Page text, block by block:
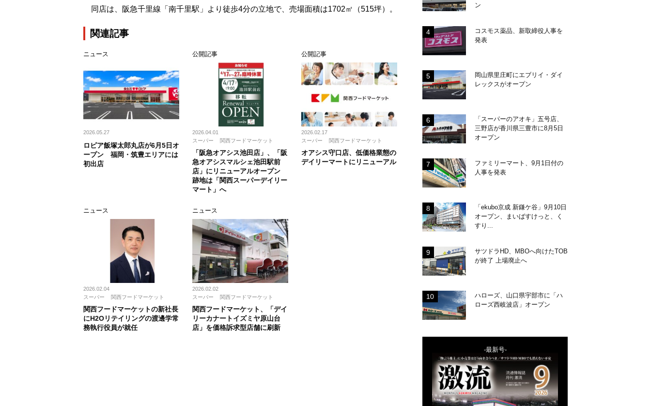
同店は、阪急千里線「南千里駅」より徒歩4分の立地で、売場面積は1702㎡（515坪）。
関連記事
ニュース
2026.05.27
ロピア飯塚太郎丸店が6月5日オ
ープン 福岡・筑豊エリアには
初出店
公開記事
2026.04.01
スーパー
関西フードマーケット
「阪急オアシス池田店」、「阪
急オアシスマルシェ池田駅前
店」にリニューアルオープン
跡地は「関西スーパーデイリー
マート」へ
公開記事
2026.02.17
スーパー
関西フードマーケット
オアシス守口店、低価格業態の
デイリーマートにリニューアル
ニュース
2026.02.04
スーパー
関西フードマーケット
関西フードマーケットの新社長
にH2Oリテイリングの渡邊学常
務執行役員が就任
ニュース
2026.02.02
スーパー
関西フードマーケット
関西フードマーケット、「デイ
リーカナートイズミヤ原山台
店」を価格訴求型店舗に刷新
ン
コスモス薬品、新取締役人事を
発表
岡山県里庄町にエブリイ・ダイ
レックスがオープン
「スーパーのアオキ」五号店、
三野店が香川県三豊市に8月5日
オープン
ファミリーマート、9月1日付の
人事を発表
「ekubo京成 新鎌ケ谷」9月10日
オープン、まいばすけっと、く
すり...
サツドラHD、MBOへ向けたTOB
が終了 上場廃止へ
ハローズ、山口県宇部市に「ハ
ローズ西岐波店」オープン
-最新号-